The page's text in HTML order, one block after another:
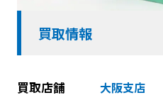
買取情報
買取店舗 大阪支店